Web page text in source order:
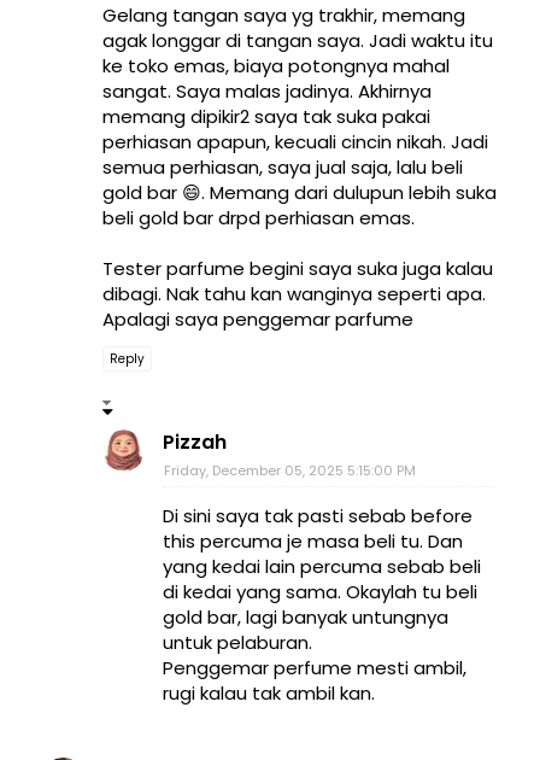
Gelang tangan saya yg trakhir, memang
agak longgar di tangan saya. Jadi waktu itu
ke toko emas, biaya potongnya mahal
sangat. Saya malas jadinya. Akhirnya
memang dipikir2 saya tak suka pakai
perhiasan apapun, kecuali cincin nikah. Jadi
semua perhiasan, saya jual saja, lalu beli
gold bar 😄. Memang dari dulupun lebih suka
beli gold bar drpd perhiasan emas.
Tester parfume begini saya suka juga kalau
dibagi. Nak tahu kan wanginya seperti apa.
Apalagi saya penggemar parfume
Reply
Pizzah
Friday, December 05, 2025 5:15:00 PM
Di sini saya tak pasti sebab before
this percuma je masa beli tu. Dan
yang kedai lain percuma sebab beli
di kedai yang sama. Okaylah tu beli
gold bar, lagi banyak untungnya
untuk pelaburan.
Penggemar perfume mesti ambil,
rugi kalau tak ambil kan.